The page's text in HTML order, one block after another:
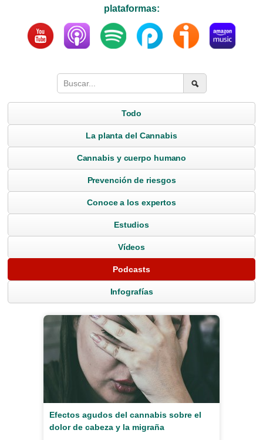
plataformas:
Youtube Apple Podcasts
Spotify Podomatic Ivoox
Todo
La planta del Cannabis
Cannabis y cuerpo humano
Prevención de riesgos
Conoce a los expertos
Estudios
Vídeos
Podcasts
Infografías
Efectos agudos del cannabis sobre el
dolor de cabeza y la migraña